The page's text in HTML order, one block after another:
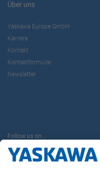
Alexander Bürkle
FUNKTIONEN
Partner, Sales
CONTACT
Über uns
Yaskawa Europe GmbH
Karriere
Kontakt
Kontaktformular
Newsletter
Follow us on...